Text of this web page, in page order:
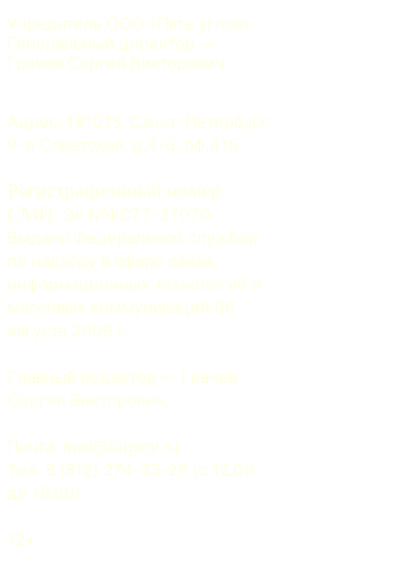
Учредитель ООО «Пять углов».
Генеральный директор —
Грачев Сергей Викторович
Адрес: 191015, Санкт-Петербург,
9-я Советская, д.4-6, оф.415
Регистрационный номер
СМИ: Эл №ФС77-37070.
Выдано Федеральной службой
по надзору в сфере связи,
информационных технологий и
массовых коммуникаций 06
августа 2009 г.
Главный редактор — Грачев
Сергей Викторович.
Почта: mail@5uglov.ru
Тел. 8 (812) 274-35-25 (c 12.00
до 18.00)
12+